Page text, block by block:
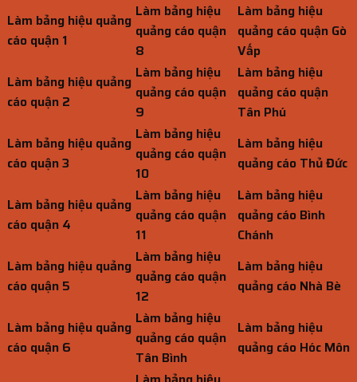
Làm bảng hiệu quảng
cáo quận 1
Làm bảng hiệu
quảng cáo quận
8
Làm bảng hiệu
quảng cáo quận Gò
Vấp
Làm bảng hiệu quảng
cáo quận 2
Làm bảng hiệu
quảng cáo quận
9
Làm bảng hiệu
quảng cáo quận
Tân Phú
Làm bảng hiệu quảng
cáo quận 3
Làm bảng hiệu
quảng cáo quận
10
Làm bảng hiệu
quảng cáo Thủ Đức
Làm bảng hiệu quảng
cáo quận 4
Làm bảng hiệu
quảng cáo quận
11
Làm bảng hiệu
quảng cáo Bình
Chánh
Làm bảng hiệu quảng
cáo quận 5
Làm bảng hiệu
quảng cáo quận
12
Làm bảng hiệu
quảng cáo Nhà Bè
Làm bảng hiệu quảng
cáo quận 6
Làm bảng hiệu
quảng cáo quận
Tân Bình
Làm bảng hiệu
quảng cáo Hóc Môn